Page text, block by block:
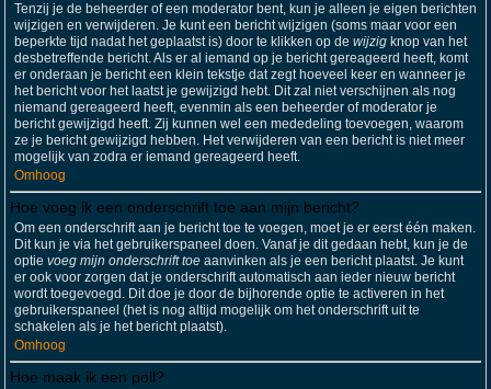
Tenzij je de beheerder of een moderator bent, kun je alleen je eigen berichten
wijzigen en verwijderen. Je kunt een bericht wijzigen (soms maar voor een
beperkte tijd nadat het geplaatst is) door te klikken op de wijzig knop van het
desbetreffende bericht. Als er al iemand op je bericht gereageerd heeft, komt
er onderaan je bericht een klein tekstje dat zegt hoeveel keer en wanneer je
het bericht voor het laatst je gewijzigd hebt. Dit zal niet verschijnen als nog
niemand gereageerd heeft, evenmin als een beheerder of moderator je
bericht gewijzigd heeft. Zij kunnen wel een mededeling toevoegen, waarom
ze je bericht gewijzigd hebben. Het verwijderen van een bericht is niet meer
mogelijk van zodra er iemand gereageerd heeft.
Omhoog
Hoe voeg ik een onderschrift toe aan mijn bericht?
Om een onderschrift aan je bericht toe te voegen, moet je er eerst één maken.
Dit kun je via het gebruikerspaneel doen. Vanaf je dit gedaan hebt, kun je de
optie voeg mijn onderschrift toe aanvinken als je een bericht plaatst. Je kunt
er ook voor zorgen dat je onderschrift automatisch aan ieder nieuw bericht
wordt toegevoegd. Dit doe je door de bijhorende optie te activeren in het
gebruikerspaneel (het is nog altijd mogelijk om het onderschrift uit te
schakelen als je het bericht plaatst).
Omhoog
Hoe maak ik een poll?